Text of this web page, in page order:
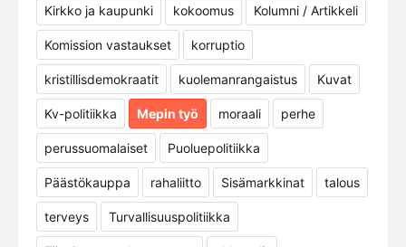
Kirkko ja kaupunki kokoomus Kolumni / Artikkeli
Komission vastaukset korruptio
kristillisdemokraatit kuolemanrangaistus Kuvat
Kv-politiikka Mepin työ moraali perhe
perussuomalaiset Puoluepolitiikka
Päästökauppa rahaliitto Sisämarkkinat talous
terveys Turvallisuuspolitiikka